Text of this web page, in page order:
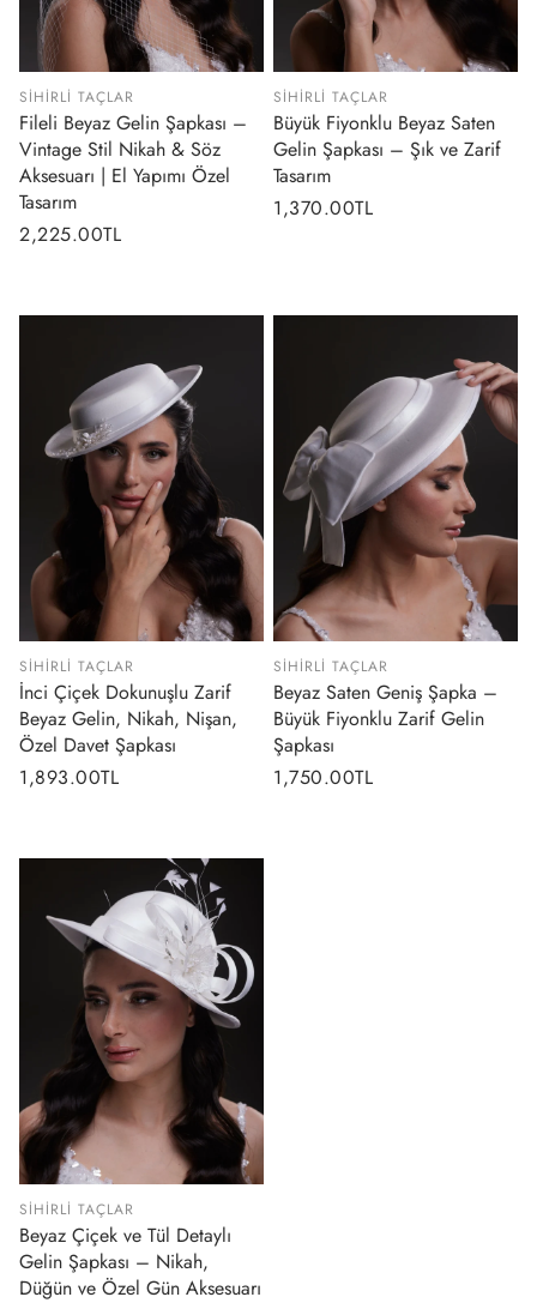
SIHIRLI TAÇLAR
Fileli Beyaz Gelin Şapkası –
Vintage Stil Nikah & Söz
Aksesuarı | El Yapımı Özel
Tasarım
Normal
2,225.00TL
SIHIRLI TAÇLAR
Büyük Fiyonklu Beyaz Saten
Gelin Şapkası – Şık ve Zarif
Tasarım
Normal
1,370.00TL
SIHIRLI TAÇLAR
İnci Çiçek Dokunuşlu Zarif
Beyaz Gelin, Nikah, Nişan,
Özel Davet Şapkası
Normal
1,893.00TL
SIHIRLI TAÇLAR
Beyaz Saten Geniş Şapka –
Büyük Fiyonklu Zarif Gelin
Şapkası
Normal
1,750.00TL
SIHIRLI TAÇLAR
Beyaz Çiçek ve Tül Detaylı
Gelin Şapkası – Nikah,
Düğün ve Özel Gün Aksesuarı